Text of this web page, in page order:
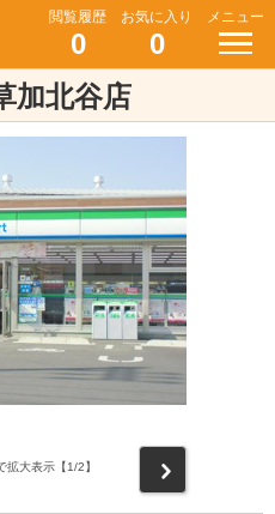
閲覧履歴
0
お気に入り
0
メニュー
加北谷店
拡大表示【1/2】